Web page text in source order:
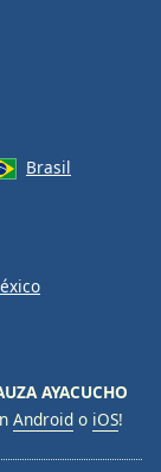
Brasil
AYACUCHO
Android o iOS!